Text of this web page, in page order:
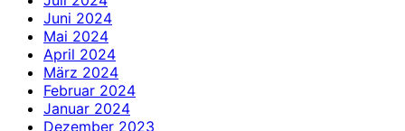
Juni 2024
Mai 2024
April 2024
März 2024
Februar 2024
Januar 2024
Dezember 2023